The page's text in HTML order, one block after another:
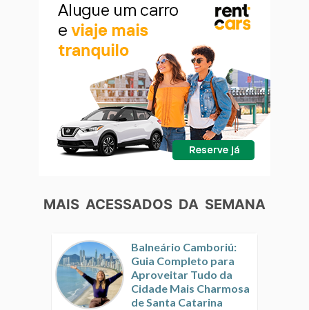
MAIS ACESSADOS DA SEMANA
Balneário Camboriú:
Guia Completo para
Aproveitar Tudo da
Cidade Mais Charmosa
de Santa Catarina